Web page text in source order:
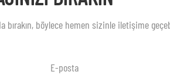
bırakın, böylece hemen sizinle iletişime
E-posta